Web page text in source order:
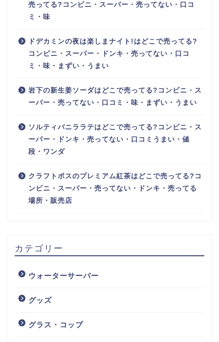
売ってる?コンビニ・スーパー・売ってない・口コ
ミ・味
ドデカミンの夜は楽しまナイト!はどこで売ってる?
コンビニ・スーパー・ドンキ・売ってない・口コ
ミ・味・まずい・うまい
岩下の新生姜ソーダはどこで売ってる?コンビニ・ス
ーパー・売ってない・口コミ・味・まずい・うまい
ソルティバニララテはどこで売ってる?コンビニ・ス
ーパー・ドンキ・売ってない・口コミうまい・値
段・ワンダ
クラフトボスのプレミアム紅茶はどこで売ってる?コ
ンビニ・スーパー・売ってない・ドンキ・売ってる
場所・販売店
カテゴリー
ウォーターサーバー
グッズ
グラス・コップ